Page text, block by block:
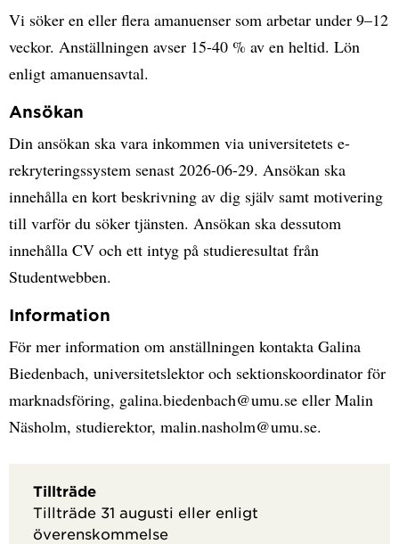
Vi söker en eller flera amanuenser som arbetar under 9–12
veckor. Anställningen avser 15-40 % av en heltid. Lön
enligt amanuensavtal.
Ansökan
Din ansökan ska vara inkommen via universitetets e-
rekryteringssystem senast 2026-06-29. Ansökan ska
innehålla en kort beskrivning av dig själv samt motivering
till varför du söker tjänsten. Ansökan ska dessutom
innehålla CV och ett intyg på studieresultat från
Studentwebben.
Information
För mer information om anställningen kontakta Galina
Biedenbach, universitetslektor och sektionskoordinator för
marknadsföring, galina.biedenbach@umu.se eller Malin
Näsholm, studierektor, malin.nasholm@umu.se.
Faktaruta
Tillträde
Tillträde 31 augusti eller enligt
överenskommelse